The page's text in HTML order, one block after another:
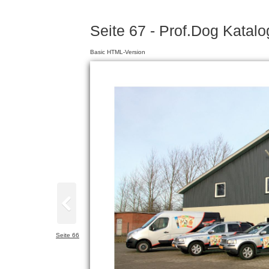
Seite 67 - Prof.Dog
Basic HTML-Version
Seite 66